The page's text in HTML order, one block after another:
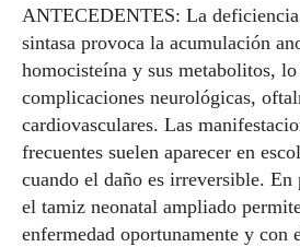
ANTECEDENTES: La
sintasa provoca la acumulación
homocisteína y sus metabolitos, lo
complicaciones neurológicas,
cardiovasculares. Las
frecuentes suelen aparecer en
cuando el daño es irreversible. En
el tamiz neonatal ampliado
enfermedad oportunamente y con